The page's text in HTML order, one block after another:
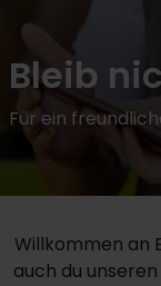
Bleib
Für ein
Willkommen an
auch du